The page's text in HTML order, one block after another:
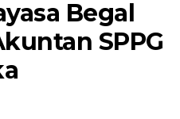
Begal
SPPG